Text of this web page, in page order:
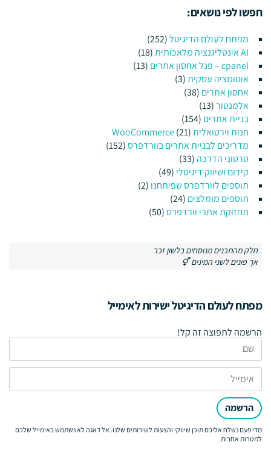
חפשו לפי נושאים:
מפתח לעולם הדיגיטל(252)
(18)
cpanel – פנל אחסון אתרים
(13)
אוטומציה עסקית(3)
אחסון אתרים(38)
אלמנטור(13)
בניית אתרים(154)
חנות וירטואלית WooCommerce(21)
מדריכים לבניית אתרים בוורדפרס(152)
סרטוני הדרכה(33)
קידום ושיווק דיגיטלי(49)
תוספים לוורדפרס שפיתחנו(2)
תוספים מומלצים(24)
תחזוקת אתרי וורדפרס(50)
חלק מהתכנים מנוסחים בלשון זכר
אך פונים לשני המינים ⚥
מפתח לעולם הדיגיטל ישירות לאימייל
הרשמה לתפוצה זה קל!
הרשמה
מדי פעם נשלח אליכם תוכן שיווקי והצעות לשירותים שלנו. אל דאגה לא נשתמש באימייל שלכם
למטרות אחרות.